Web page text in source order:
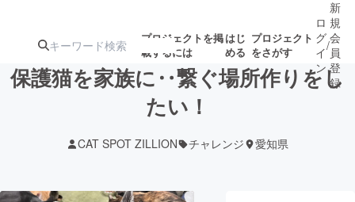
プロジェクトを掲
載するには
はじ
める
プロジェクト
をさがす
ターン
ジェクト
募集終了が近いプ
ロジェクト
されます
ロ
グ
イ
ン
/
新
規
会
員
登
録
保護猫を家族に‥繋ぐ場所作りをし
たい！
CAT SPOT ZILLION チャレンジ 愛知県